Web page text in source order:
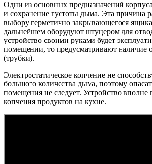
Одни из основных предназначений
и сохранение густоты дыма. Эта причина
выбору герметично закрывающегося
дальнейшем оборудуют штуцером для
устройство своими руками будет
помещении, то предусматривают наличие
(трубки).
Электростатическое копчение не
большого количества дыма, поэтому
помещения не следует. Устройство вполне
копчения продуктов на кухне.